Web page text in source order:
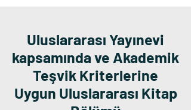
Uluslararası Yayınevi
kapsamında ve Akademik
Teşvik Kriterlerine
Uygun Uluslararası Kitap